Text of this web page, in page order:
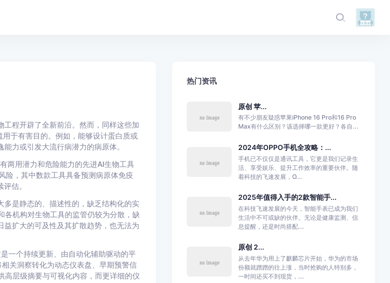
程开辟了全新前沿。然而，同样这些加
于有害目的。例如，能够设计蛋白质或
力或引发大流行病潜力的病原体。
两用潜力和危险能力的先进AI生物工具
险，其中数款工具具备预测病原体免疫
估。
是静态的、描述性的，缺乏结构化的实
各机构对生物工具的监管仍较为分散，缺
扩大的可及性及其扩散趋势，也无法为
一个持续更新、由自动化辅助驱动的平
关洞察转化为动态仪表盘、早期预警信
高层级摘要与可视化内容，而更详细的仪
热门资讯
原创 苹...
有不少朋友疑惑苹果iPhone 16 Pro和16 Pro
Max有什么区别？该选择哪一款更好？各自...
2024年OPPO手机全攻略：...
手机已不仅仅是通讯工具，它更是我们记录生
活、享受娱乐、提升工作效率的重要伙伴。随
着科技的飞速发展，O...
2025年值得入手的2款智能手...
在科技飞速发展的今天，智能手表已成为我们
生活中不可或缺的伙伴。无论是健康监测、信
息提醒，还是时尚搭配...
原创 2...
从去年华为用上了麒麟芯片开始，华为的市场
份额就蹭蹭的往上涨，当时抢购的人特别多，
一时间还买不到现货，...